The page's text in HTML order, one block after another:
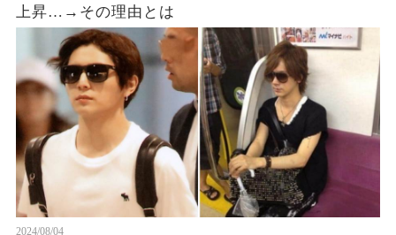
上昇…→その理由とは
2024/08/04